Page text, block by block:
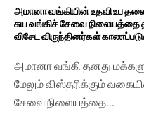
அமானா வங்கியின் உதவி உப
சுய வங்கிச் சேவை நிலையத்தை
விசேட விருந்தினர்கள்
அமானா வங்கி தனது
மேலும் விஸ்தரிக்கும்
சேவை நிலையத்தை...